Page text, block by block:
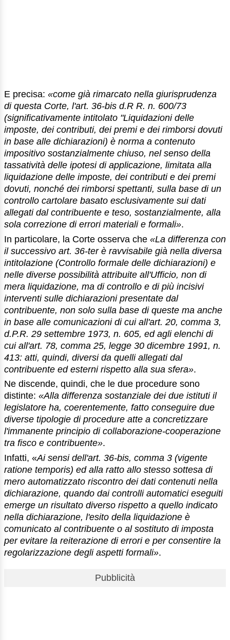
E precisa: «come già rimarcato nella giurisprudenza
di questa Corte, l'art. 36-bis d.R R. n. 600/73
(significativamente intitolato "Liquidazioni delle
imposte, dei contributi, dei premi e dei rimborsi dovuti
in base alle dichiarazioni) è norma a contenuto
impositivo sostanzialmente chiuso, nel senso della
tassatività delle ipotesi di applicazione, limitata alla
liquidazione delle imposte, dei contributi e dei premi
dovuti, nonché dei rimborsi spettanti, sulla base di un
controllo cartolare basato esclusivamente sui dati
allegati dal contribuente e teso, sostanzialmente, alla
sola correzione di errori materiali e formali».
In particolare, la Corte osserva che «La differenza con
il successivo art. 36-ter è ravvisabile già nella diversa
intitolazione (Controllo formale delle dichiarazioni) e
nelle diverse possibilità attribuite all'Ufficio, non di
mera liquidazione, ma di controllo e di più incisivi
interventi sulle dichiarazioni presentate dal
contribuente, non solo sulla base di queste ma anche
in base alle comunicazioni di cui all'art. 20, comma 3,
d.P.R. 29 settembre 1973, n. 605, ed agli elenchi di
cui all'art. 78, comma 25, legge 30 dicembre 1991, n.
413: atti, quindi, diversi da quelli allegati dal
contribuente ed esterni rispetto alla sua sfera».
Ne discende, quindi, che le due procedure sono
distinte: «Alla differenza sostanziale dei due istituti il
legislatore ha, coerentemente, fatto conseguire due
diverse tipologie di procedure atte a concretizzare
l'immanente principio di collaborazione-cooperazione
tra fisco e contribuente».
Infatti, «Ai sensi dell'art. 36-bis, comma 3 (vigente
ratione temporis) ed alla ratto allo stesso sottesa di
mero automatizzato riscontro dei dati contenuti nella
dichiarazione, quando dai controlli automatici eseguiti
emerge un risultato diverso rispetto a quello indicato
nella dichiarazione, l'esito della liquidazione è
comunicato al contribuente o al sostituto di imposta
per evitare la reiterazione di errori e per consentire la
regolarizzazione degli aspetti formali».
Pubblicità